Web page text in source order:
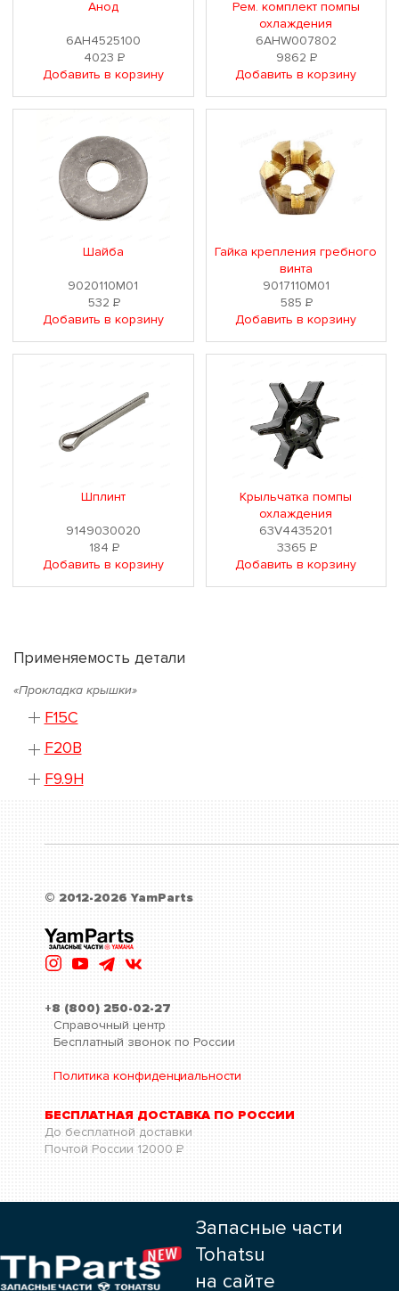
Анод
6AH4525100
4023 Р
Добавить в корзину
Рем. комплект помпы
охлаждения
6AHW007802
9862Р
Добавить в корзину
Шайба
9020110M01
532 Р
Добавить в корзину
Гайка крепления гребного
винта
9017110M01
585Р
Добавить в корзину
Шплинт
9149030020
184 Р
Добавить в корзину
Крыльчатка помпы
охлаждения
63V4435201
3365 Р
Добавить в корзину
Применяемость детали
«Прокладка крышки»
F15C
F20B
F9.9H
© 2012-2026 YamParts
+8 (800) 250-02-27
Справочный центр
Бесплатный звонок по России
Политика конфиденциальности
БЕСПЛАТНАЯ ДОСТАВКА ПО РОССИИ
До бесплатной доставки
Почтой России 12000 Р
Запасные части
Tohatsu
на сайте